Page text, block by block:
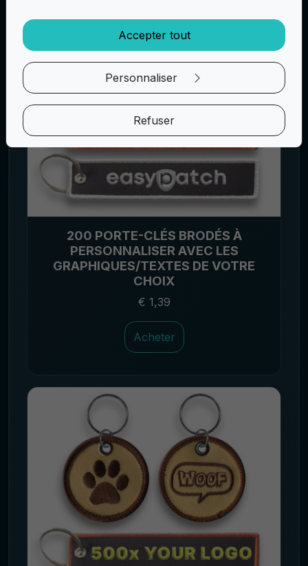
200 PORTE-CLÉS BRODÉS À
PERSONNALISER AVEC LES
GRAPHIQUES/TEXTES DE VOTRE
CHOIX
€ 1,39
Acheter
Accepter tout
Personnaliser
Refuser